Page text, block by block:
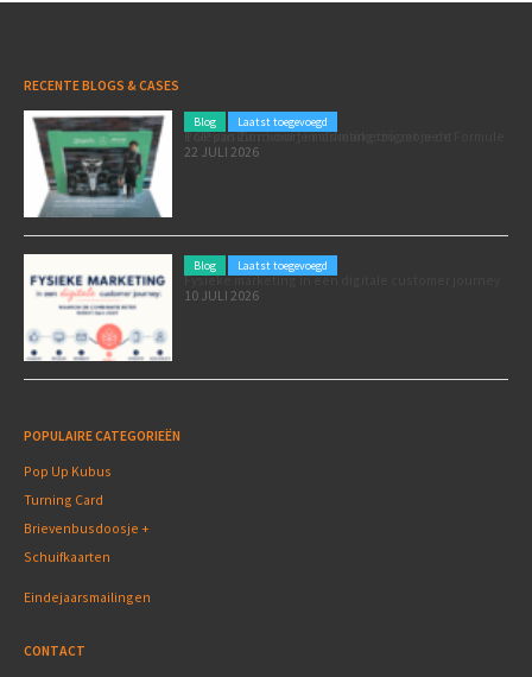
RECENTE BLOGS & CASES
Blog Laatst toegevoegd
Poleposition voor je marketing: zó zet je de Formule 1 GP van Zandvoort in als marketingmoment
22 JULI 2026
Blog Laatst toegevoegd
Fysieke marketing in een digitale customer journey
10 JULI 2026
POPULAIRE CATEGORIEËN
Pop Up Kubus
Turning Card
Brievenbusdoosje +
Schuifkaarten
Eindejaarsmailingen
CONTACT